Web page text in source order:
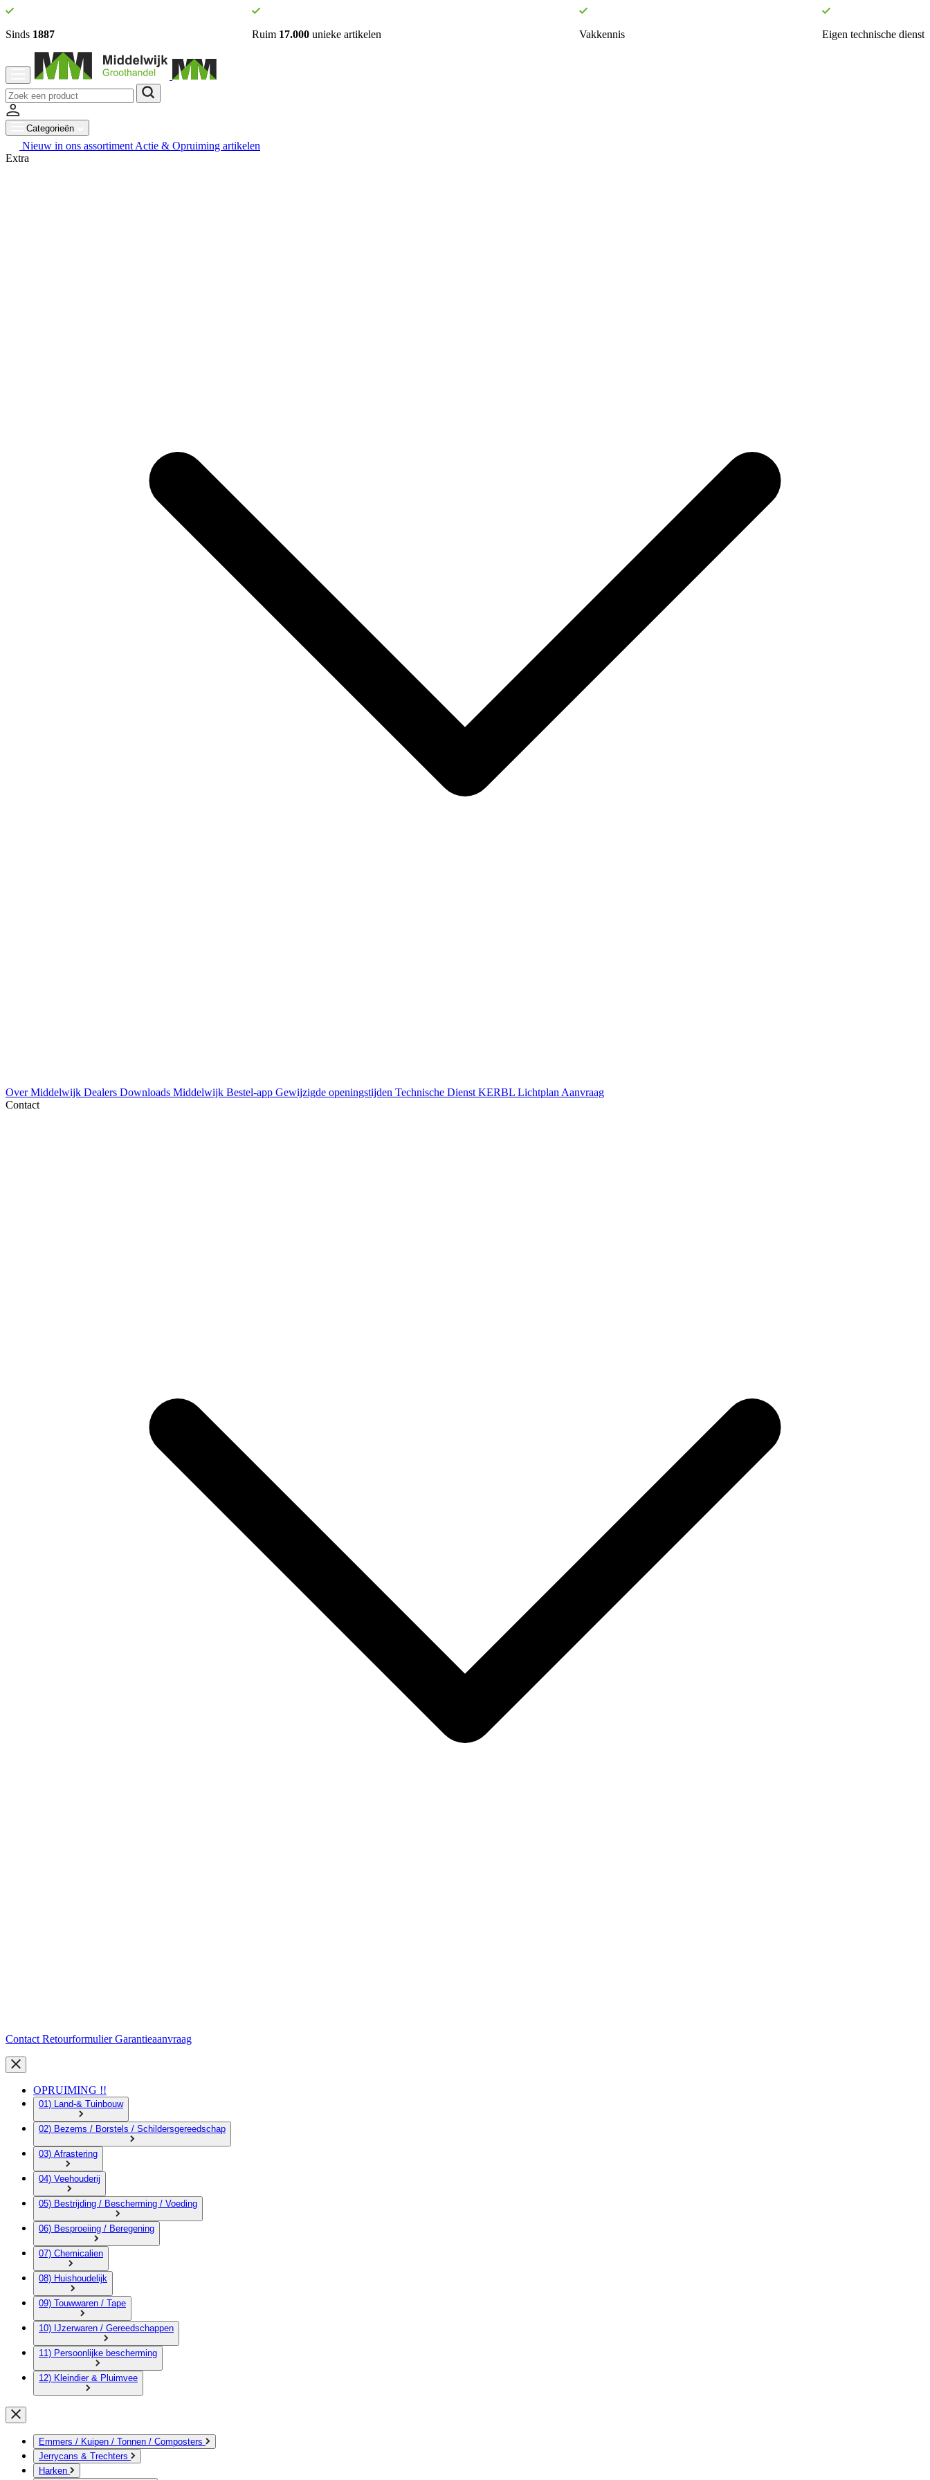
Sinds 1887 Ruim 17.000 unieke artikelen Vakkennis Eigen technische dienst
Categorieën
Nieuw in ons assortiment Actie & Opruiming artikelen
Extra
Over Middelwijk Dealers Downloads Middelwijk Bestel-app Gewijzigde openingstijden Technische Dienst KERBL Lichtplan Aanvraag
Contact
Contact RetourformulierGarantieaanvraag
OPRUIMING !!
01) Land-& Tuinbouw
02) Bezems / Borstels / Schildersgereedschap
03) Afrastering
04) Veehouderij
05) Bestrijding / Bescherming / Voeding
06) Besproeiing / Beregening
07) Chemicalien
08) Huishoudelijk
09) Touwwaren / Tape
10) IJzerwaren / Gereedschappen
11) Persoonlijke bescherming
12) Kleindier & Pluimvee
Emmers / Kuipen / Tonnen / Composters
Jerrycans & Trechters
Harken